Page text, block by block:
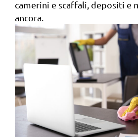
camerini e scaffali, depositi e
ancora.